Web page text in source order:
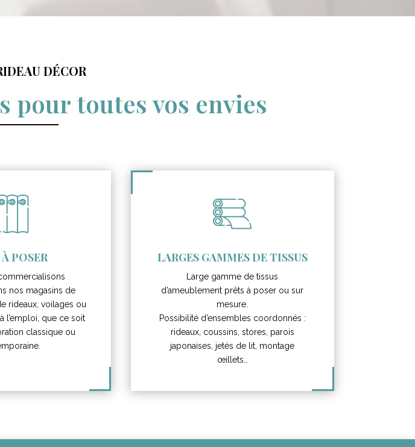
DÉCOR
pour toutes vos envies
POSER
nos magasins de
rideaux, voilages ou
l’emploi, que ce soit
classique ou
LARGES GAMMES DE TISSUS
Large gamme de tissus
d’ameublement prêts à poser ou sur
mesure.
Possibilité d’ensembles coordonnés :
rideaux, coussins, stores, parois
japonaises, jetés de lit, montage
œillets…